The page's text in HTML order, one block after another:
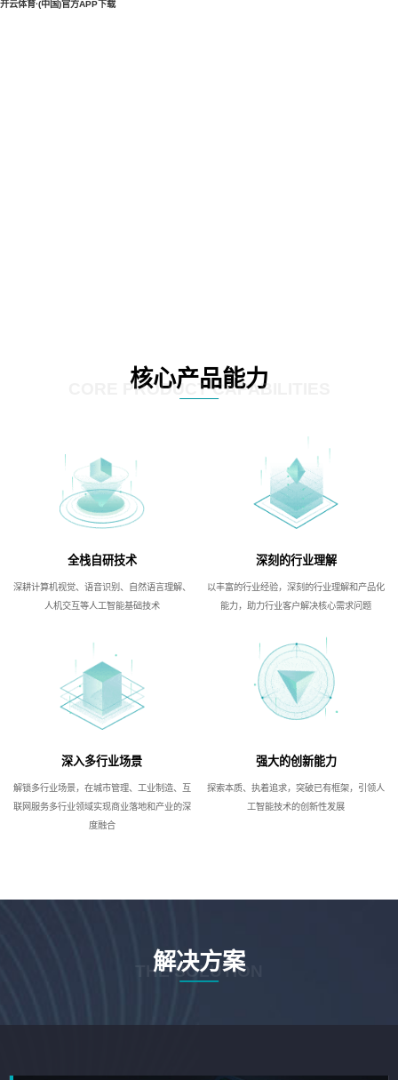
开云体育·(中国)官方APP下载
核心产品能力
CORE PRODUCT CAPABILITIES
全栈自研技术
深耕计算机视觉、语音识别、自然语言理解、
人机交互等人工智能基础技术
深刻的行业理解
以丰富的行业经验，深刻的行业理解和产品化
能力，助力行业客户解决核心需求问题
深入多行业场景
解锁多行业场景，在城市管理、工业制造、互
联网服务多行业领域实现商业落地和产业的深
度融合
强大的创新能力
探索本质、执着追求，突破已有框架，引领人
工智能技术的创新性发展
解决方案
THE SOLUTION